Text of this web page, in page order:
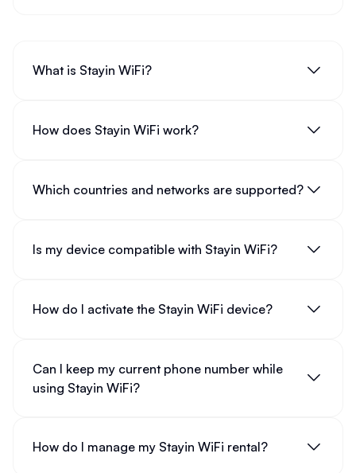
What is Stayin WiFi?
How does Stayin WiFi work?
Which countries and networks are supported?
Is my device compatible with Stayin WiFi?
How do I activate the Stayin WiFi device?
Can I keep my current phone number while
using Stayin WiFi?
How do I manage my Stayin WiFi rental?